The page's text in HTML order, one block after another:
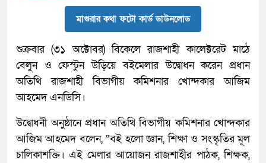
মাগুরার কথা ফটো কার্ড ডাউনলোড
শুক্রবার (৩১ অক্টোবর) বিকেলে রাজশাহী কালেক্টরেট মাঠে
বেলুন ও ফেস্টুন উড়িয়ে বইমেলার উদ্বোধন করেন প্রধান
অতিথি রাজশাহী বিভাগীয় কমিশনার খোন্দকার আজিম
আহমেদ এনডিসি।
উদ্বোধনী অনুষ্ঠানে প্রধান অতিথি বিভাগীয় কমিশনার খোন্দকার
আজিম আহমেদ বলেন, “বই হলো জ্ঞান, শিক্ষা ও সংস্কৃতির মূল
চালিকাশক্তি। এই মেলার আয়োজন রাজশাহীর পাঠক, শিক্ষক,